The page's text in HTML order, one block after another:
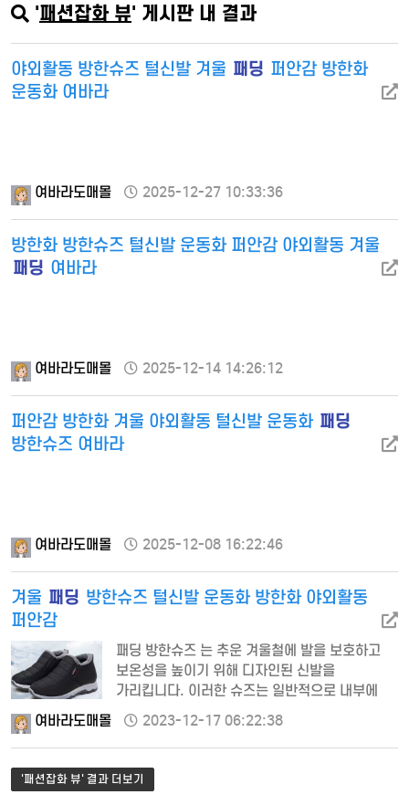
'패션잡화 뷰' 게시판 내 결과
야외활동 방한슈즈 털신발 겨울 패딩 퍼안감 방한화
운동화 여바라
여바라도매몰 2025-12-27 10:33:36
방한화 방한슈즈 털신발 운동화 퍼안감 야외활동 겨울
패딩 여바라
여바라도매몰 2025-12-14 14:26:12
퍼안감 방한화 겨울 야외활동 털신발 운동화 패딩
방한슈즈 여바라
여바라도매몰 2025-12-08 16:22:46
겨울 패딩 방한슈즈 털신발 운동화 방한화 야외활동
퍼안감
패딩 방한슈즈 는 추운 겨울철에 발을 보호하고
보온성을 높이기 위해 디자인된 신발을
가리킵니다. 이러한 슈즈는 일반적으로 내부에
패딩 또는 보온 소재가 사용되어 추위로부터 발을
보호하고 따뜻하게 유지해 줍니다. 다양한
디자인과 스…
여바라도매몰 2023-12-17 06:22:38
'패션잡화 뷰' 결과 더보기